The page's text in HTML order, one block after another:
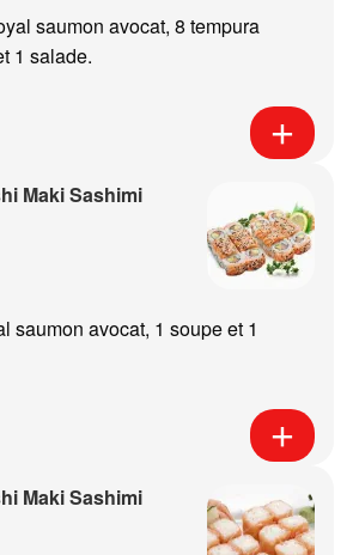
saumon avocat, 8 tempura
1 salade.
Maki Sashimi
saumon avocat, 1 soupe et 1
Maki Sashimi